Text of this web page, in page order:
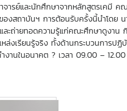
ารย์และนักศึกษาจากหลักสูตรเคมี ค
องสถาบันฯ การต้อนรับครั้งนี้นำโดย
ะถ่ายทอดความรู้แก่คณะศึกษาดูงาน
ล่งเรียนรู้จริง ทั้งด้านกระบวนการปฏิ
งานในอนาคต ? เวลา 09.00 –